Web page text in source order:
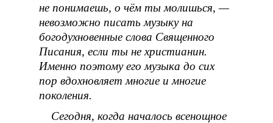
не понимаешь, о чëм ты молишься, —
невозможно писать музыку на
богодухновенные слова Священного
Писания, если ты не христианин.
Именно поэтому его музыка до сих
пор вдохновляет многие и многие
поколения.
Сегодня, когда началось всенощное